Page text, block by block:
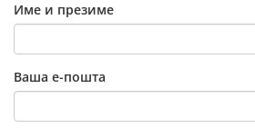
Име и презиме
Ваша е-пошта